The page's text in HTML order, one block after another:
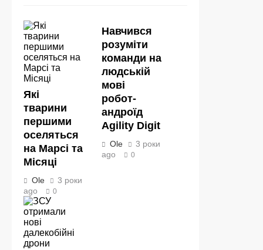
Які
тварини
першими
оселяться
на Марсі та
Місяці
Ole
3 роки
ago
0
Навчився
розуміти
команди на
людській
мові
робот-
андроїд
Agility Digit
Ole
3 роки
ago
0